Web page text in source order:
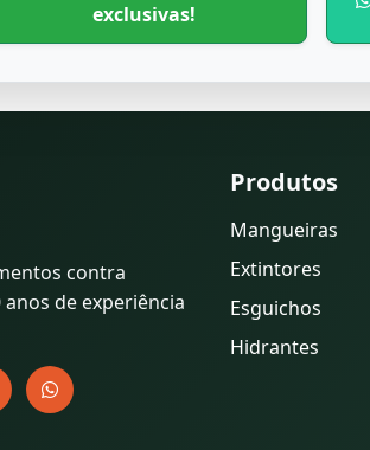
exclusivas!
contra
de experiência
Produtos
Mangueiras
Extintores
Esguichos
Hidrantes